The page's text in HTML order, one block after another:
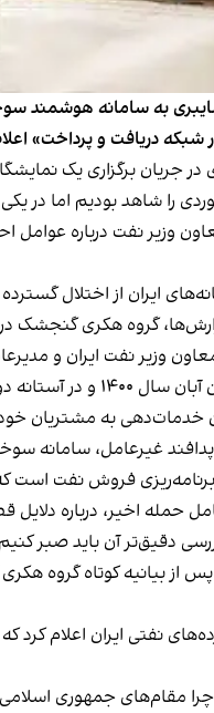
به سامانه هوشمند
دریافت و پرداخت»
جریان برگزاری یک
را شاهد بودیم اما
وزیر نفت درباره عوامل
گروه هکری
نفت ایران و مدیرعامل شرکت ملی
خدمات‌دهی به مشتریان
غیرعامل، سامانه
برنامه‌ریزی فروش نفت
حمله اخیر، درباره
دقیق‌تر آن باید صبر
از بیانیه کوتاه گروه
نفتی ایران اعلام کرد
چرا مقام‌های جمهوری